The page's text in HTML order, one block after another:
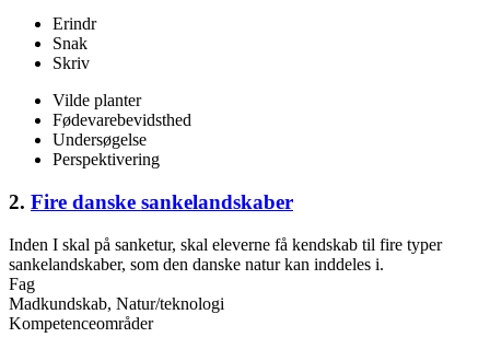
Erindr
Snak
Skriv
Vilde planter
Fødevarebevidsthed
Undersøgelse
Perspektivering
2. Fire danske sankelandskaber
Inden I skal på sanketur, skal eleverne få kendskab til fire typer
sankelandskaber, som den danske natur kan inddeles i.
Fag
Madkundskab, Natur/teknologi
Kompetenceområder